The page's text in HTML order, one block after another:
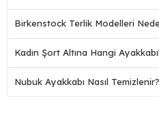
Birkenstock Terlik Modelleri
Kadın Şort Altına Hangi
Nubuk Ayakkabı Nasıl Temizlenir?